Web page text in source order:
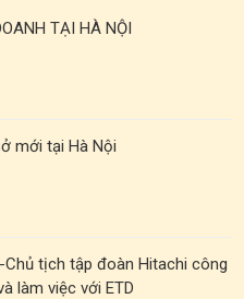
TẠI HÀ NỘI
mới tại Hà Nội
Chủ tịch tập đoàn Hitachi công
làm việc với ETD